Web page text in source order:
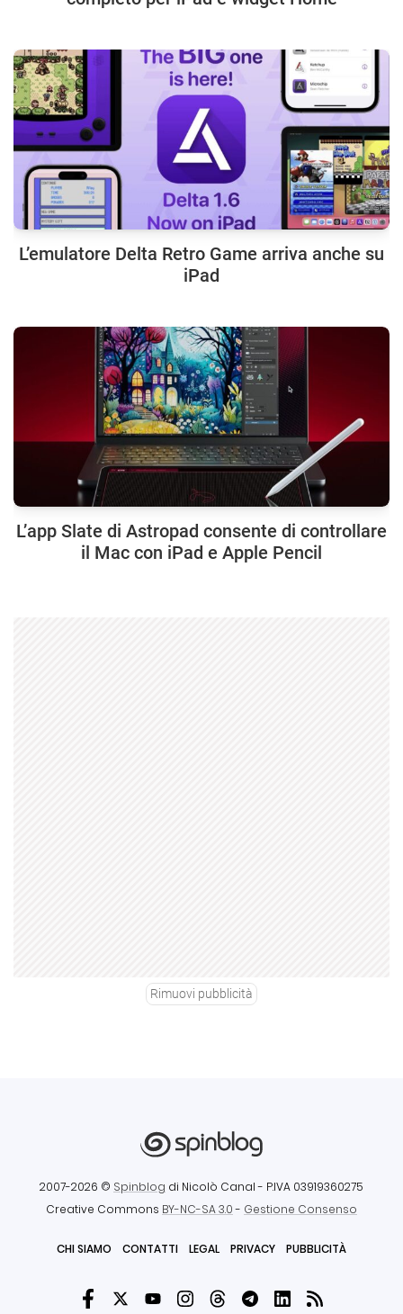
L’emulatore Delta Retro Game arriva anche su
iPad
L’app Slate di Astropad consente di controllare
il Mac con iPad e Apple Pencil
Rimuovi pubblicità
2007-2026 © Spinblog di Nicolò Canal - P.IVA 03919360275
Creative Commons BY-NC-SA 3.0- Gestione Consenso
CHI SIAMO CONTATTI LEGAL PRIVACY PUBBLICITÀ